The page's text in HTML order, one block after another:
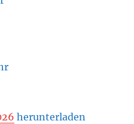
herunterladen